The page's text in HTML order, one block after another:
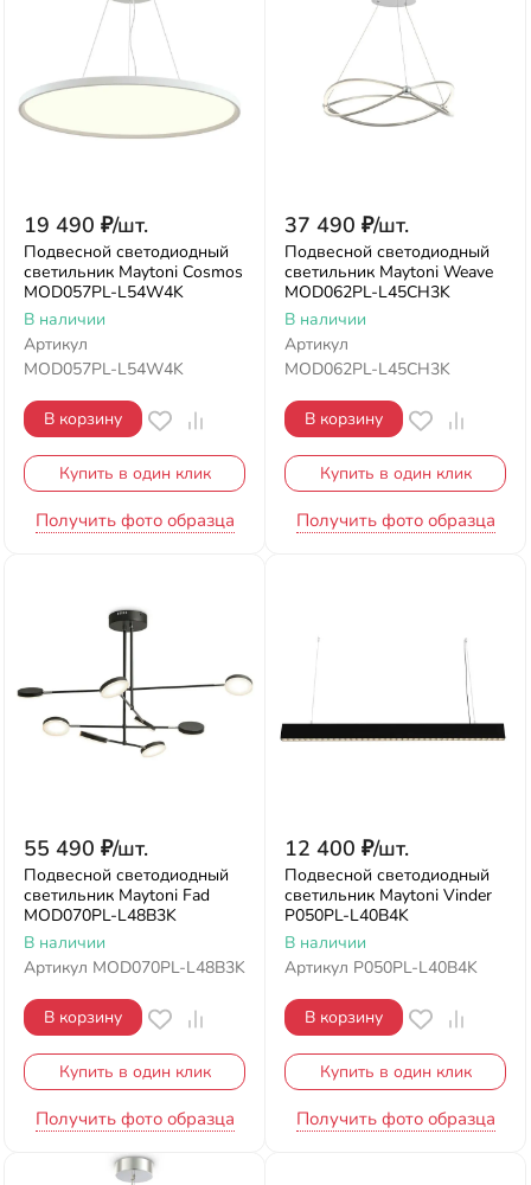
19 490 ₽/шт.
Подвесной светодиодный
светильник Maytoni Cosmos
MOD057PL-L54W4K
В наличии
Артикул
MOD057PL-L54W4K
В корзину
Купить в один клик
Получить фото образца
37 490 ₽/шт.
Подвесной светодиодный
светильник Maytoni Weave
MOD062PL-L45CH3K
В наличии
Артикул
MOD062PL-L45CH3K
В корзину
Купить в один клик
Получить фото образца
55 490 ₽/шт.
Подвесной светодиодный
светильник Maytoni Fad
MOD070PL-L48B3K
В наличии
Артикул MOD070PL-L48B3K
В корзину
Купить в один клик
Получить фото образца
12 400 ₽/шт.
Подвесной светодиодный
светильник Maytoni Vinder
P050PL-L40B4K
В наличии
Артикул P050PL-L40B4K
В корзину
Купить в один клик
Получить фото образца